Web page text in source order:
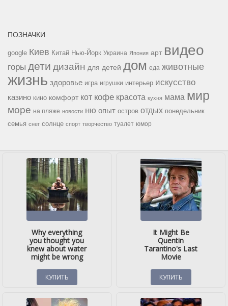
ПОЗНАЧКИ
google Киев Китай Нью-Йорк Украина Япония арт видео
горы дети дизайн для детей дом еда животные
жизнь здоровье игра игрушки интерьер искусство
казино кино комфорт кот кофе красота кухня мама мир
море на пляже новости ню опыт остров отдых понедельник
семья снег солнце спорт творчество туалет юмор